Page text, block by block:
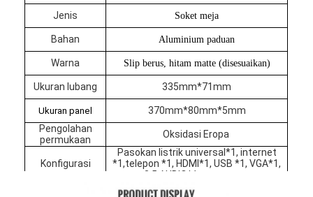
Jenis Soket meja
Bahan Aluminium paduan
Warna Slip berus, hitam matte (disesuaikan)
Ukuran lubang 335mm*71mm
Ukuran panel
370mm*80mm*5mm
Pengolahan
permukaan
Oksidasi Eropa
Konfigurasi
Pasokan listrik universal*1, internet
*1,telepon *1, HDMI*1, USB *1, VGA*1,
3.5 AUDIO*1